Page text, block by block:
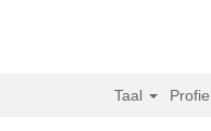
Taal